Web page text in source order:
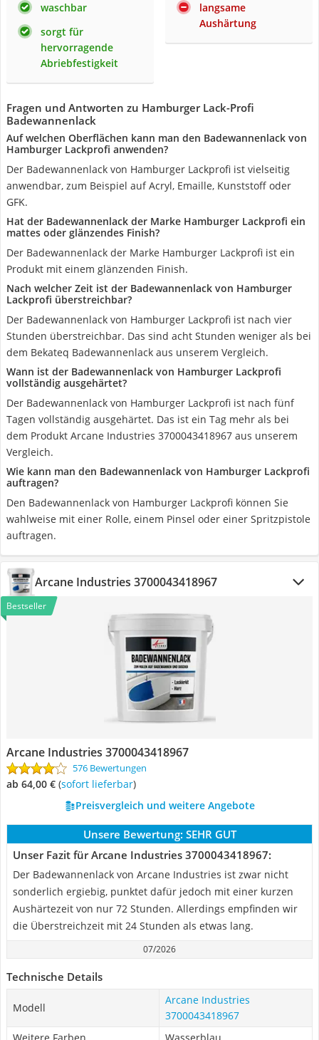
waschbar
sorgt für
hervorragende
Abriebfestigkeit
langsame
Aushärtung
Fragen und Antworten zu Hamburger Lack-Profi
Badewannenlack
Auf welchen Oberflächen kann man den Badewannenlack von
Hamburger Lackprofi anwenden?
Der Badewannenlack von Hamburger Lackprofi ist vielseitig
anwendbar, zum Beispiel auf Acryl, Emaille, Kunststoff oder
GFK.
Hat der Badewannenlack der Marke Hamburger Lackprofi ein
mattes oder glänzendes Finish?
Der Badewannenlack der Marke Hamburger Lackprofi ist ein
Produkt mit einem glänzenden Finish.
Nach welcher Zeit ist der Badewannenlack von Hamburger
Lackprofi überstreichbar?
Der Badewannenlack von Hamburger Lackprofi ist nach vier
Stunden überstreichbar. Das sind acht Stunden weniger als bei
dem Bekateq Badewannenlack aus unserem Vergleich.
Wann ist der Badewannenlack von Hamburger Lackprofi
vollständig ausgehärtet?
Der Badewannenlack von Hamburger Lackprofi ist nach fünf
Tagen vollständig ausgehärtet. Das ist ein Tag mehr als bei
dem Produkt Arcane Industries 3700043418967 aus unserem
Vergleich.
Wie kann man den Badewannenlack von Hamburger Lackprofi
auftragen?
Den Badewannenlack von Hamburger Lackprofi können Sie
wahlweise mit einer Rolle, einem Pinsel oder einer Spritzpistole
auftragen.
Arcane Industries 3700043418967
Bestseller
Arcane Industries 3700043418967
576 Bewertungen
ab 64,00 € ( Sofort lieferbar)
Preisvergleich und weitere Angebote
Unsere Bewertung: SEHR GUT
Unser Fazit für Arcane Industries 3700043418967:
Der Badewannenlack von Arcane Industries ist zwar nicht
sonderlich ergiebig, punktet dafür jedoch mit einer kurzen
Aushärtezeit von nur 72 Stunden. Allerdings empfinden wir
die Überstreichzeit mit 24 Stunden als etwas lang.
07/2026
Technische Details
Modell
Arcane Industries
3700043418967